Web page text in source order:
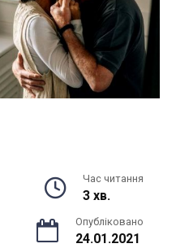
Час читання
3 хв.
Опубліковано
24.01.2021